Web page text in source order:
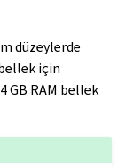
düzeylerde
için
GB RAM bellek